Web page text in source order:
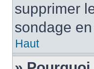
supprimer
sondage
Haut